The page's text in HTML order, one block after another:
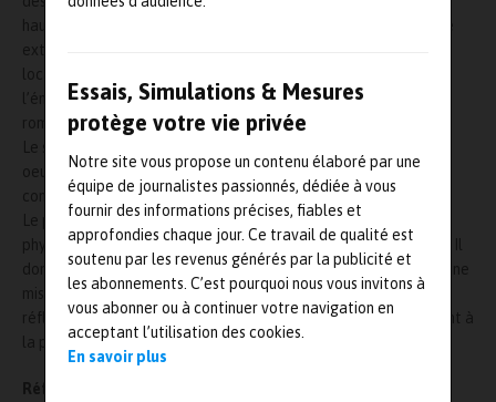
Essais, Simulations & Mesures
protège votre vie privée
Notre site vous propose un contenu élaboré par une
équipe de journalistes passionnés, dédiée à vous
fournir des informations précises, fiables et
approfondies chaque jour. Ce travail de qualité est
soutenu par les revenus générés par la publicité et
les abonnements. C’est pourquoi nous vous invitons à
vous abonner ou à continuer votre navigation en
acceptant l’utilisation des cookies.
En savoir plus
haubans, structures à précontrainte intérieure ou précontrainte
extérieure).Une fois en place, il permet la détection et la
localisation des ruptures des fils constituant ces câbles, par
l’énergie et les ondes acoustiques qu’ils libèrent lorsqu’ils se
rompent.
Le système, muni de moyens de transmission, permet la mise en
oeuvre d’alarmes et la télésurveillance des structures
concernées.
Le présent guide décrit le procédé, à travers les phénomènes
physiques sur lesquels il se base et l’appareillage qu’il mobilise. Il
donne à son utilisateur tous les conseils nécessaires pour la bonne
mise en oeuvre de cette méthode sur les ouvrages d’art, de la
réflexion préalable jusqu’à l’interprétation des résultats servant à
la prise des décisions relatives à la gestion de l’ouvrage.
Réf. :